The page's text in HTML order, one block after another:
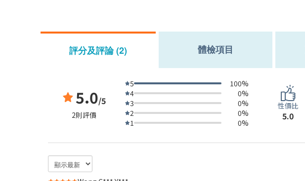
評分及評論 (2) 體檢項目
5.0/5
2則評價
5
100%
4
0%
3
0%
2
0%
1
0%
性價比
5.0